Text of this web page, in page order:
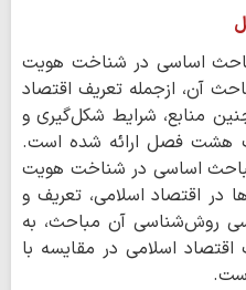
اساسی در شناخت هویت
آن، ازجمله تعریف اقتصاد
منابع، شرایط شکل‌گیری و
هشت فصل ارائه شده است.
اساسی در شناخت هویت
در اقتصاد اسلامی، تعریف و
روش‌شناسی آن مباحث، به
اسلامی در مقایسه با